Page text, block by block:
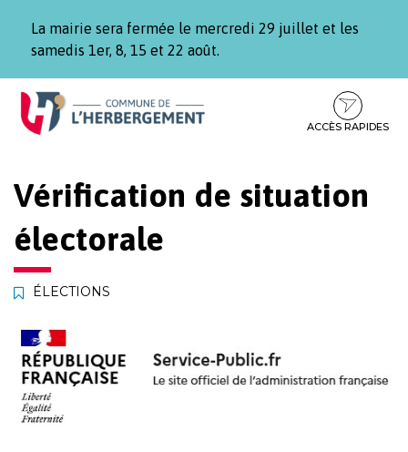
La mairie sera fermée le mercredi 29 juillet et les
samedis 1er, 8, 15 et 22 août.
Aller
Aller
contenu
Aller
pied
ACCÈS RAPIDES
Vérification de situation
électorale
ÉLECTIONS